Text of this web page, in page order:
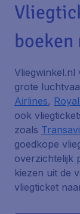
Vliegwinkel.nl
grote
Airlines,
ook
zoals
goedkope
overzichtelijk
kiezen uit de
vliegticket